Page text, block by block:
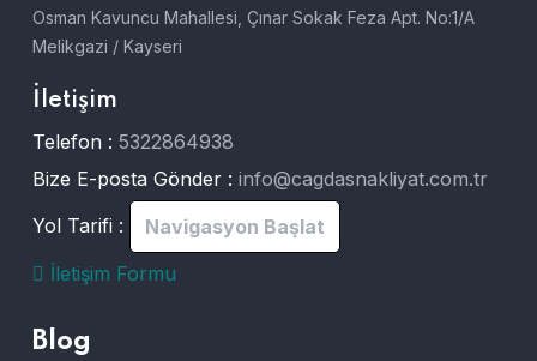
Osman Kavuncu Mahallesi, Çınar Sokak Feza Apt. No:1/A
Melikgazi / Kayseri
İletişim
Telefon : 5322864938
Bize E-posta Gönder : info@cagdasnakliyat.com.tr
Yol Tarifi :
Navigasyon Başlat
İletişim Formu
Blog